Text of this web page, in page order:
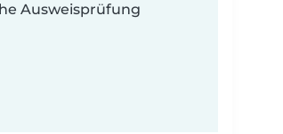
Ausweisprüfung